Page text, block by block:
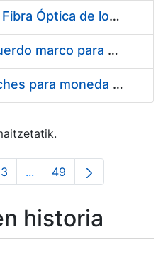
Conexión mediante Fibra Óptica de los Centros de Proceso de Datos (CPDs) de las sedes de la FNMT-RCM de Burgos y Madrid
Contratación de acuerdo marco para el Suministro de Material de Electricidad para la Fábrica Nacional de Moneda y Timbre-Real Casa de la Moneda en su centro de trabajo de Burgos
Suministro de estuches para moneda de 30 €
Orrialdea
3 ...Intermediate Pages Use
Orrialdea
49
historia